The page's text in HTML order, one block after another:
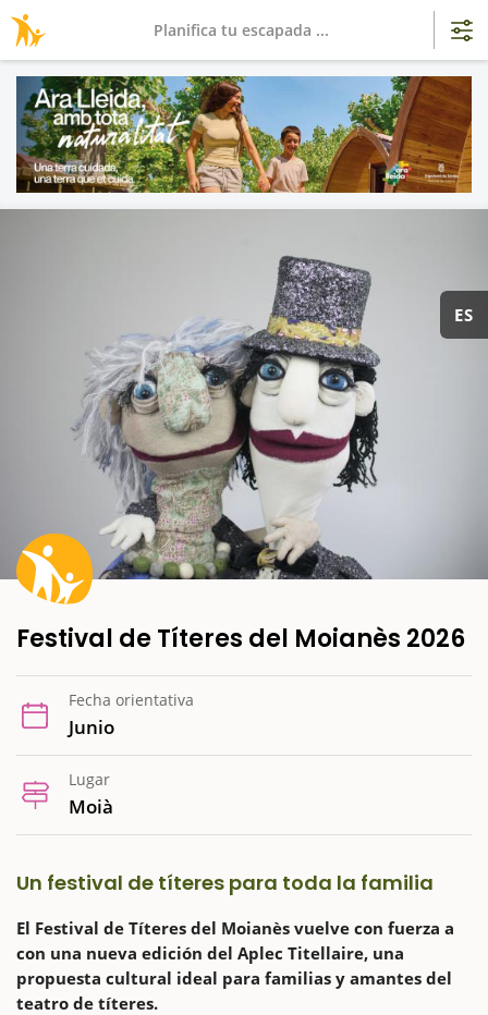
ES
Festival de Títeres del Moianès 2026
Fecha orientativa
Junio
Lugar
Moià
Un festival de títeres para toda la familia
El Festival de Títeres del Moianès vuelve con fuerza a
con una nueva edición del Aplec Titellaire, una
propuesta cultural ideal para familias y amantes del
teatro de títeres.
Planifica tu escapada ...